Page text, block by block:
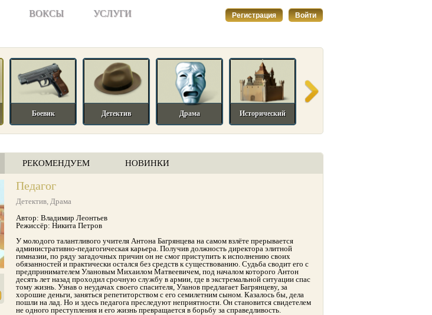
ВОКСЫ УСЛУГИ Регистрация Войти
Боевик Детектив Драма Исторический
РЕКОМЕНДУЕМ НОВИНКИ
Педагог
Детектив, Драма
Автор: Владимир Леонтьев
Режиссёр: Никита Петров
У молодого талантливого учителя Антона Багрянцева на самом взлёте прерывается
административно-педагогическая карьера. Получив должность директора элитной
гимназии, по ряду загадочных причин он не смог приступить к исполнению своих
обязанностей и практически остался без средств к существованию. Судьба сводит его с
предпринимателем Улановым Михаилом Матвеевичем, под началом которого Антон
десять лет назад проходил срочную службу в армии, где в экстремальной ситуации спас
тому жизнь. Узнав о неудачах своего спасителя, Уланов предлагает Багрянцеву, за
хорошие деньги, заняться репетиторством с его семилетним сыном. Казалось бы, дела
пошли на лад. Но и здесь педагога преследуют неприятности. Он становится свидетелем
не одного преступления и его жизнь превращается в борьбу за справедливость.